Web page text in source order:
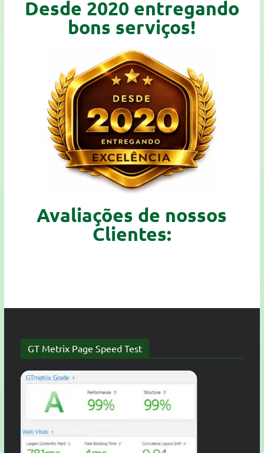
Desde 2020 entregando
bons serviços!
Avaliações de nossos
Clientes:
GT Metrix Page Speed Test